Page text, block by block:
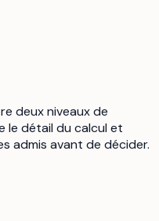
deux niveaux de
le détail du calcul et
admis avant de décider.